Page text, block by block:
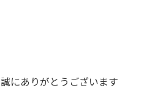
にありがとうございます